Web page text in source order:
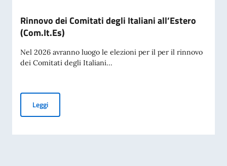
Rinnovo dei Comitati degli Italiani all’Estero
(Com.It.Es)
Nel 2026 avranno luogo le elezioni per il per il rinnovo
dei Comitati degli Italiani...
LeggiRinnovo dei Comitati degli Italiani all’Estero (Com.It.Es)